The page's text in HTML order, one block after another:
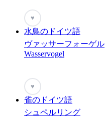
♥
水鳥のドイツ語
ヴァッサーフォーゲル
Wasservogel
♥
雀のドイツ語
シュペルリング